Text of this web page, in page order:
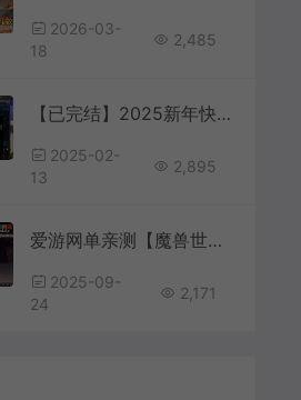
2026-03-
18
2,485
【已完结】2025新年快乐完整攻略 异界镇魂安图恩 卢克 天空巢穴经典70版本 在线泡点 免虚拟机复古内容 异界 海上列车 真猪 假猪 深渊副本回味青春
2025-02-
13
2,895
爱游网单亲测【魔兽世界】真三国无双WCD版10种族微变 配套GM后台视频安装教学+手工端文本教学
2025-09-
24
2,171